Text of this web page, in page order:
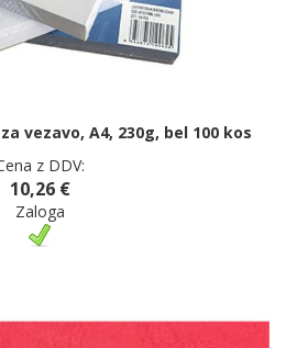
vezavo, A4, 230g, bel 100 kos
z DDV:
10,26 €
Zaloga